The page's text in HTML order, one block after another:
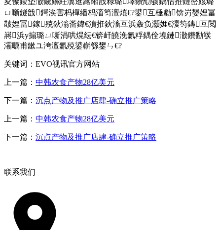
ㄩ噺鐩戠鍔涘害杩樿繙杩滀笉澶熴€?鍙互棰勮锛岃嫢娌冨
皵娌冨鎵殑鈥滃畨鍏€濆拰鈥滀互浜轰负灏娾€濅笉鏄互閲
嶈浜у搧璐ㄩ噺涓哄熀纭€锛屽皢浼氱粰鍝佺墝鏈潵鐨勫彂
灞曞甫鏉ユ洿澶氱殑鍙嶄綔鐢ㄣ€?
关键词：EVO视讯官方网站
上一篇： 中韩农食产物28亿美元
下一篇： 沉点产物及推广店肆-确立推广策略
上一篇： 中韩农食产物28亿美元
下一篇： 沉点产物及推广店肆-确立推广策略
联系我们